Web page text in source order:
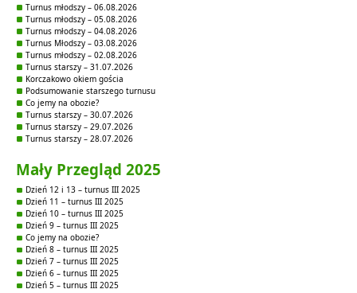
Turnus młodszy – 06.08.2026
Turnus młodszy – 05.08.2026
Turnus młodszy – 04.08.2026
Turnus Młodszy – 03.08.2026
Turnus młodszy – 02.08.2026
Turnus starszy – 31.07.2026
Korczakowo okiem gościa
Podsumowanie starszego turnusu
Co jemy na obozie?
Turnus starszy – 30.07.2026
Turnus starszy – 29.07.2026
Turnus starszy – 28.07.2026
Mały Przegląd 2025
Dzień 12 i 13 – turnus III 2025
Dzień 11 – turnus III 2025
Dzień 10 – turnus III 2025
Dzień 9 – turnus III 2025
Co jemy na obozie?
Dzień 8 – turnus III 2025
Dzień 7 – turnus III 2025
Dzień 6 – turnus III 2025
Dzień 5 – turnus III 2025